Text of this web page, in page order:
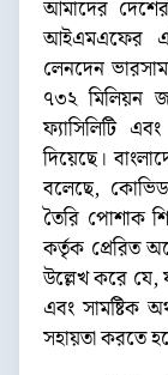
আমাদের
আইএমএফের
লেনদেন
৭৩২ মিলিয়ন
ফ্যাসিলিটি
দিয়েছে।
বলেছে,
তৈরি পোশাক
কর্তৃক প্রেরিত
উল্লেখ করে যে,
এবং সামষ্টিক
সহায়তা করতে